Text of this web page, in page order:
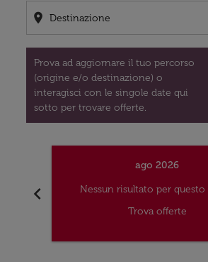
location_on
Prova ad aggiornare il tuo percorso
(origine e/o destinazione) o
interagisci con le singole date qui
sotto per trovare offerte.
chevron_left
ago 2026
Nessun risultato per questo
Trova offerte